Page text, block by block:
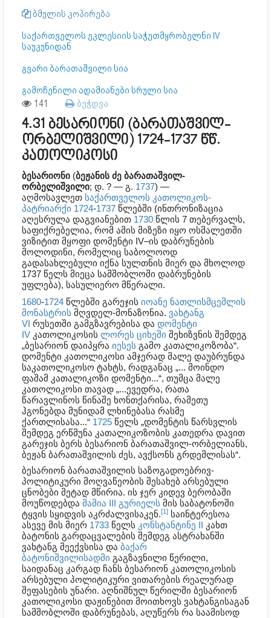
ბმულის კოპირება
საქართველოს ეკლესიის საჭეთმყრობელნი IV
საუკუნიდან
გვარი ბარათაშვილი სია
გამოჩენილი ადამიანები სრული სია
141 ბეჭდვა
4.31 ბესარიონი (ბარათაშვილ-
ორბელიშვილი) 1724-1737 წწ.
კათოლიკოსი
ბესარიონი (ბეჟანის ძე ბარათაშვილ-
ორბელიშვილი; დ. ? — გ. 1737) —
აღმოსავლეთ საქართველოს კათოლიკოს-
პატრიარქი 1724-1737 წლებში (ინთრონიზაცია
აღესრულა დაგვიანებით 1730 წლის 7 თებერვალს,
საფიქრებელია, რომ ამის მიზეზი იყო ოსმალეთში
ვიზიტით მყოფი დომენტი IV–ის დაბრუნების
მოლოდინი, რომელიც საბოლოოდ
გადასახლებული იქნა სულთნის მიერ და მხოლოდ
1737 წელს მიეცა სამშობლოში დაბრუნების
უფლება), სასულიერო მწერალი.
1680-1724 წლებში გარეჯის იოანე ნათლისმცემლის
მონასტრის მღვდელ-მონაზონია. ვახტანგ
VI რუსეთში გამგზავრებისა და დომენტი
IV კათოლიკოსის ლორეს ციხეში შეხიზვნის შემდეგ
„ბესარიონ დაიპყრა იესეს გამო კათალიკოზობა“.
დომენტი კათოლიკოსი ამჯერად მალე დაუბრუნდა
საკათოლიკოსო ტახტს, რადგანაც „... მოინდო
ფაშამ კათალიკოზი დომენტი...“, თუმცა მალე
კათოლიკოსი თავად „...ევედრა, რათა
წარავლინოს წინაშე ხონთქარისა, რამეთუ
ჰგონებდა მუნიდამ ლხინებასა რასმე
ქართლისასა...“ 1725 წელს „დომენტის წარსვლის
შემდეგ ერწმუნა კათალიკოზობის კათედრა დავით
გარეჯის ბერს ბესარიონ ბარათაშვილ-ორბელიანს,
ბეჟან ბარათაშვილის ძეს, ავქსონს გრდემლისას“.
ბესარიონ ბარათაშვილის საზოგადოებრივ-
პოლიტიკური მოღვაწეობის შესახებ არსებული
ცნობები მეტად მწირია. ის ჯერ კიდევ ბერობაში
მოუწოდებდა მამია III გურიელს მის საბატონოში
ტყვის სყიდვის აკრძალვისაკენ.[1] საინტერესოა
ასევე მის მიერ 1733 წელს კონსტანტინე II კახთ
ბატონის გარდაცვალების შემდეგ ასტრახანში
ვახტანგ მეექვსისა და ბაქარ
ბატონიშვილისადმი გაგზავნილი წერილი,
საიდანაც კარგად ჩანს ბესარიონ კათოლიკოსის
არსებული პოლიტიკური ვითარების რეალურად
შეფასების უნარი. აღნიშნულ წერილში ბესარიონ
კათოლიკოსი დაჟინებით მოითხოვს ვახტანგისაგან
სამშობლოში დაბრუნებას, აღუწერს რა საამისოდ